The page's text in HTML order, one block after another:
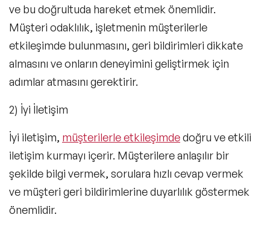
ve bu doğrultuda hareket etmek önemlidir.
Müşteri odaklılık, işletmenin müşterilerle
etkileşimde bulunmasını, geri bildirimleri dikkate
almasını ve onların deneyimini geliştirmek için
adımlar atmasını gerektirir.
2) İyi İletişim
İyi iletişim, müşterilerle etkileşimdedoğru ve etkili
iletişim kurmayı içerir. Müşterilere anlaşılır bir
şekilde bilgi vermek, sorulara hızlı cevap vermek
ve müşteri geri bildirimlerine duyarlılık göstermek
önemlidir.